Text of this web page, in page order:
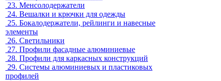
23. Менсолодержатели
24. Вешалки и крючки для одежды
25. Бокалодержатели, рейлинги и навесные
элементы
26. Светильники
27. Профили фасадные алюминиевые
28. Профили для каркасных конструкций
29. Системы алюминиевых и пластиковых
профилей